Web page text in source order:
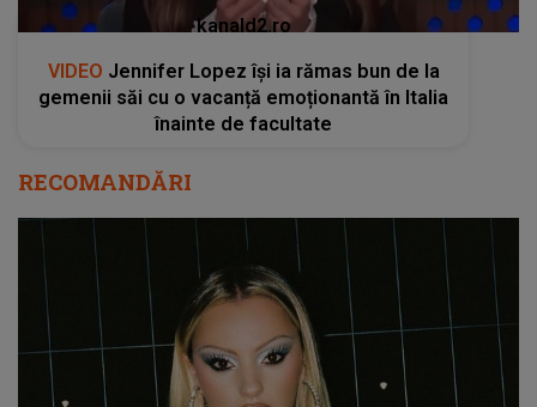
kanald2.ro
VIDEO Jennifer Lopez își ia rămas bun de la
gemenii săi cu o vacanță emoționantă în Italia
înainte de facultate
RECOMANDĂRI